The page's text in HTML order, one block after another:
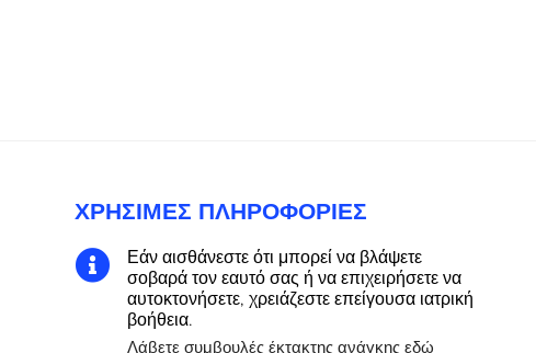
ΧΡΉΣΙΜΕΣ ΠΛΗΡΟΦΟΡΊΕΣ

Εάν αισθάνεστε ότι μπορεί να βλάψετε
σοβαρά τον εαυτό σας ή να επιχειρήσετε να
αυτοκτονήσετε, χρειάζεστε επείγουσα ιατρική
βοήθεια.
Λάβετε συμβουλές έκτακτης ανάγκης εδώ